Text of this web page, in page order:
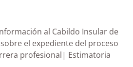
al Cabildo Insular de
el expediente del proceso
profesional| Estimatoria